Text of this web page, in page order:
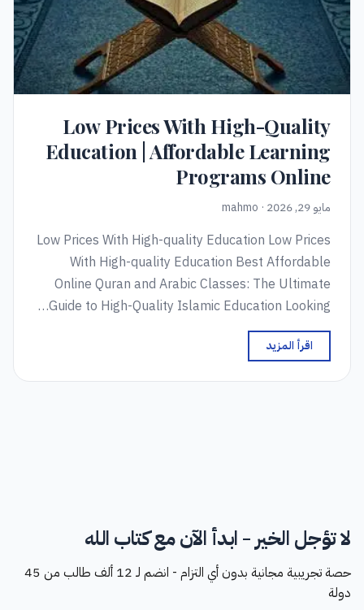
Low Prices With High-Quality
Education | Affordable Learning
Programs Online
مايو 29, 2026 · mahmo
Low Prices With High-quality Education Low Prices
With High-quality Education Best Affordable
Online Quran and Arabic Classes: The Ultimate
Guide to High-Quality Islamic Education Looking…
اقرأ المزيد
لا تؤجل الخير - ابدأ الآن مع كتاب الله
حصة تجريبية مجانية بدون أي التزام - انضم لـ 12 ألف طالب من 45
دولة